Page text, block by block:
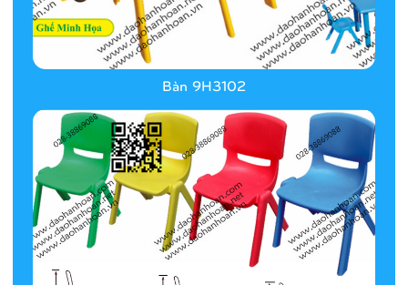
Bàn 9H3102